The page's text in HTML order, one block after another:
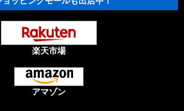
楽天市場
アマゾン